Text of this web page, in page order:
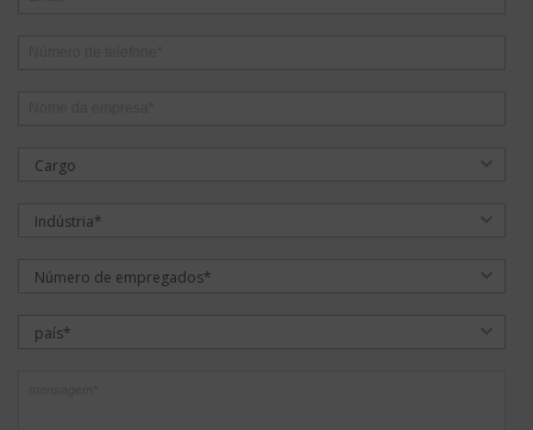
Cargo
Indústria*
Número de empregados*
país*